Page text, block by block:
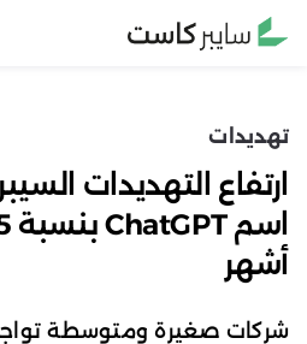
Skip
تهديدات
ارتفاع التهديدات
أشهر
شركات صغيرة ومتوسطة